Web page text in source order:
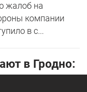
жалоб на
компании
в с...
в Гродно: